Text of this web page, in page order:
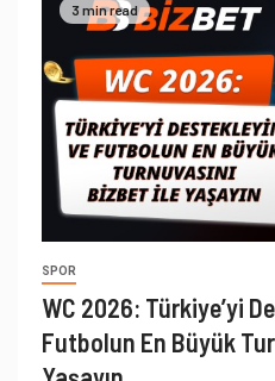
3 min read
SPOR
WC 2026: Türkiye’yi
Futbolun En Büyük